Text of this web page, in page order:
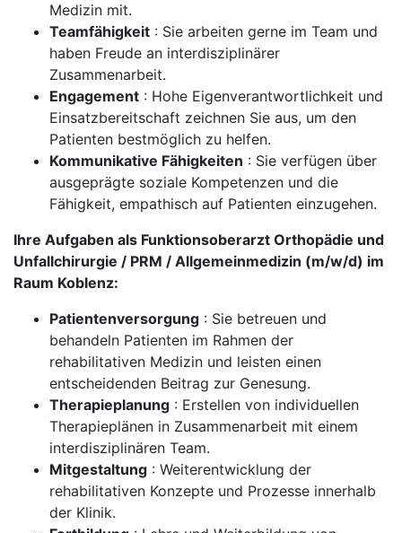
Medizin mit.
Teamfähigkeit : Sie arbeiten gerne im Team und
haben Freude an interdisziplinärer
Zusammenarbeit.
Engagement : Hohe Eigenverantwortlichkeit und
Einsatzbereitschaft zeichnen Sie aus, um den
Patienten bestmöglich zu helfen.
Kommunikative Fähigkeiten : Sie verfügen über
ausgeprägte soziale Kompetenzen und die
Fähigkeit, empathisch auf Patienten einzugehen.
Ihre Aufgaben als Funktionsoberarzt Orthopädie und
Unfallchirurgie / PRM / Allgemeinmedizin (m/w/d) im
Raum Koblenz:
Patientenversorgung : Sie betreuen und
behandeln Patienten im Rahmen der
rehabilitativen Medizin und leisten einen
entscheidenden Beitrag zur Genesung.
Therapieplanung : Erstellen von individuellen
Therapieplänen in Zusammenarbeit mit einem
interdisziplinären Team.
Mitgestaltung : Weiterentwicklung der
rehabilitativen Konzepte und Prozesse innerhalb
der Klinik.